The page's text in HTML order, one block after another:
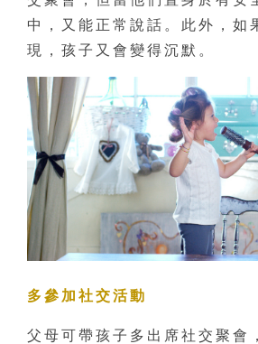
中，又能正常說話。此外，如
現，孩子又會變得沉默。
多參加社交活動
父母可帶孩子多出席社交聚會